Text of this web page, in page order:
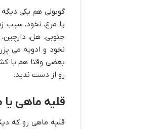
گوبولی هم یکی
یا مرغ، نخود، سیب
جنوبی. هل،
نخود و ادویه می
بعضی وقتا هم با
رو از دست ندید.
قلیه ماهی
قلیه ماهی رو که